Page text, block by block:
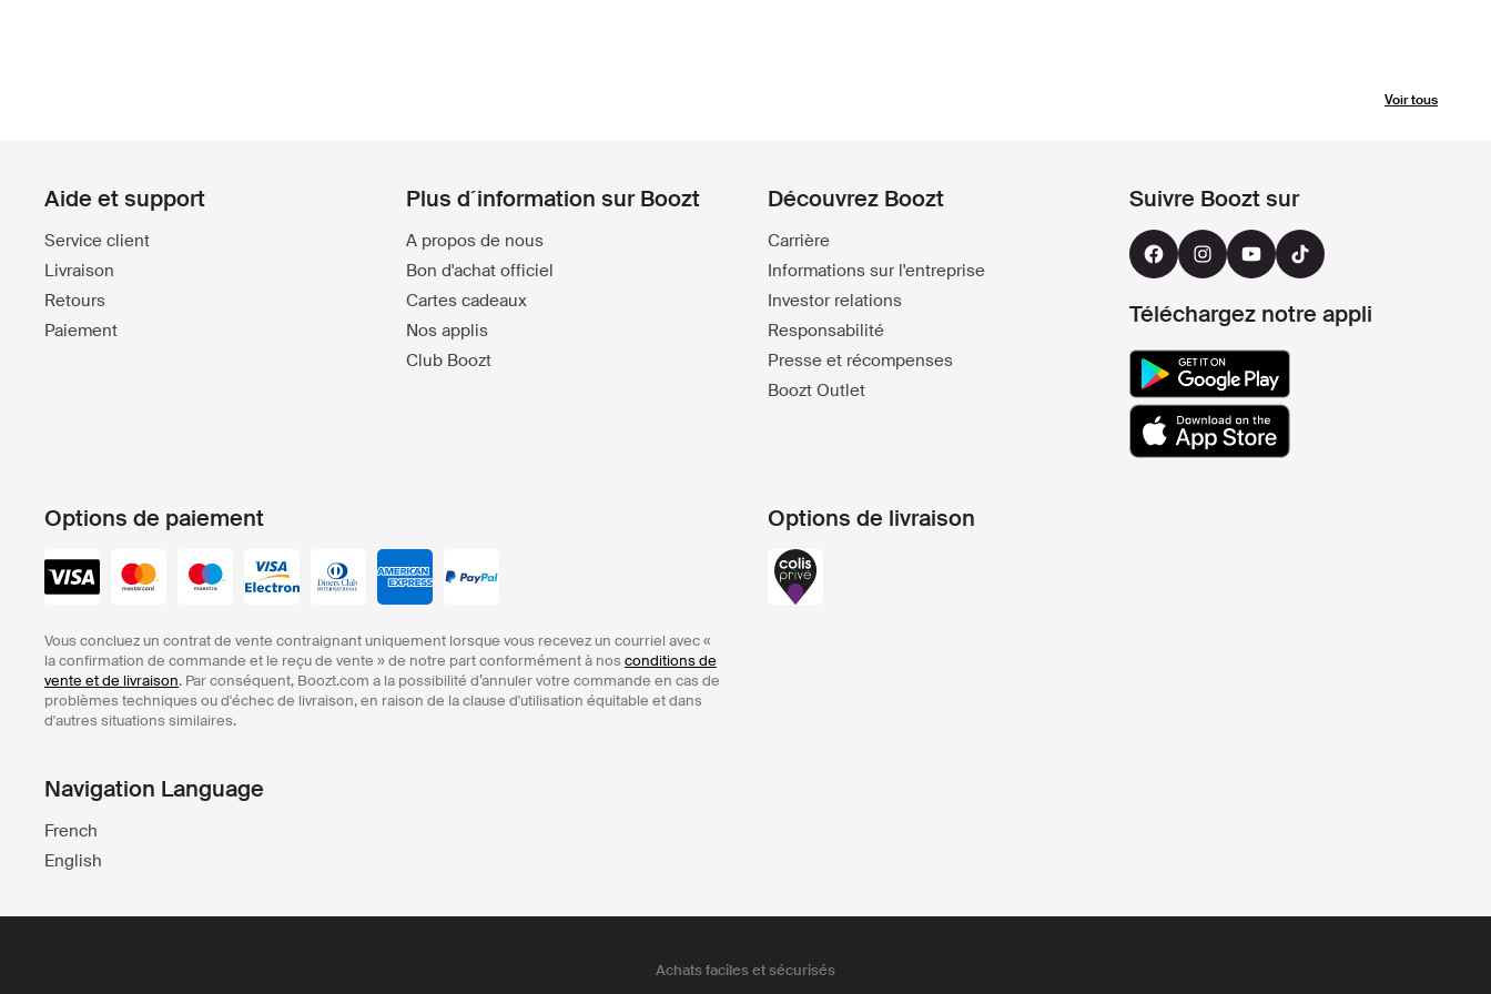
Voir tous
Aide et support
Service client
Livraison
Retours
Paiement
Plus d´information sur Boozt
A propos de nous
Bon d'achat officiel
Cartes cadeaux
Nos applis
Club Boozt
Découvrez Boozt
Carrière
Informations sur l'entreprise
Investor relations
Responsabilité
Presse et récompenses
Boozt Outlet
Suivre Boozt sur
Téléchargez notre appli
Options de paiement
Vous concluez un contrat de vente contraignant uniquement lorsque vous recevez un courriel avec «
la confirmation de commande et le reçu de vente » de notre part conformément à nos conditions de
vente et de livraison. Par conséquent, Boozt.com a la possibilité d’annuler votre commande en cas de
problèmes techniques ou d'échec de livraison, en raison de la clause d'utilisation équitable et dans
d'autres situations similaires.
Options de livraison
Navigation Language
French
English
Achats faciles et sécurisés